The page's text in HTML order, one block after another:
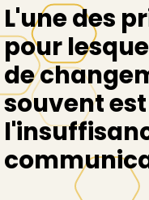
L'une des
pour
de
souvent